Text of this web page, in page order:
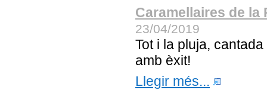
Caramellaires de la
23/04/2019
Tot i la pluja,
amb èxit!
Llegir més...